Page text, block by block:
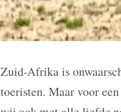
Zuid-Afrika is
toeristen. Maar voor